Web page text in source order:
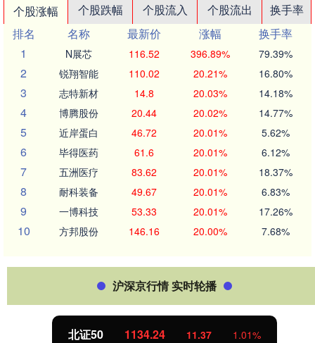
个股涨幅 个股跌幅 个股流入 个股流出
换手率
排名
名称 最新价 涨幅
换手率
1
N展芯 116.52 396.89% 79.39%
2 锐翔智能 110.02 20.21% 16.80%
3 志特新材 14.8 20.03% 14.18%
4 博腾股份 20.44 20.02% 14.77%
5 近岸蛋白 46.72 20.01% 5.62%
6 毕得医药 61.6 20.01% 6.12%
7 五洲医疗 83.62 20.01% 18.37%
8 耐科装备 49.67 20.01% 6.83%
9 一博科技 53.33 20.01% 17.26%
10 方邦股份 146.16 20.00% 7.68%
沪深京行情 实时轮播
北证50 1134.24 11.37 1.01%